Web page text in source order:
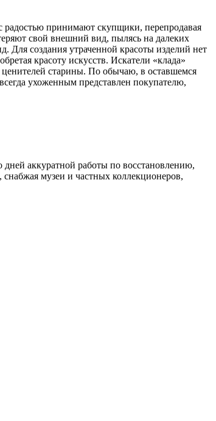
радостью принимают скупщики, перепродавая
свой внешний вид, пылясь на далеких
Для создания утраченной красоты изделий нет
красоту искусств. Искатели «клада»
старины. По обычаю, в оставшемся
ухоженным представлен покупателю,
аккуратной работы по восстановлению,
музеи и частных коллекционеров,